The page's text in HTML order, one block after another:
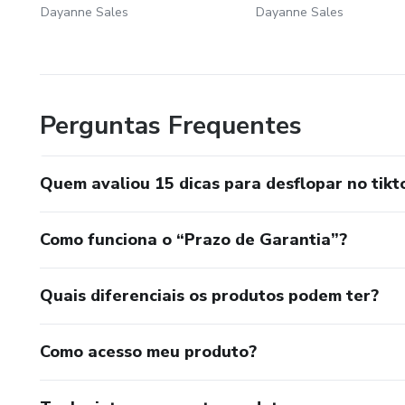
Dayanne Sales Dayanne Sales
Perguntas Frequentes
Quem avaliou 15 dicas para desflopar no
Como funciona o “Prazo de Garantia”?
Quais diferenciais os produtos podem ter?
Como acesso meu produto?